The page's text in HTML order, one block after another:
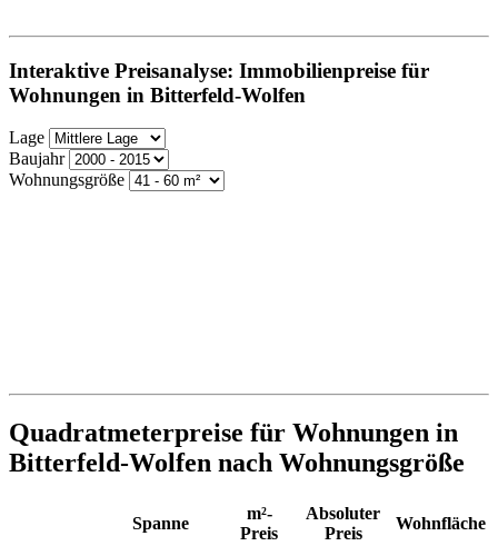
Interaktive Preisanalyse: Immobilienpreise für
Wohnungen in Bitterfeld-Wolfen
Lage
Baujahr
Wohnungsgröße
Quadratmeterpreise für Wohnungen in
Bitterfeld-Wolfen nach Wohnungsgröße
Spanne
m²-
Preis
Absoluter
Preis
Wohnfläche